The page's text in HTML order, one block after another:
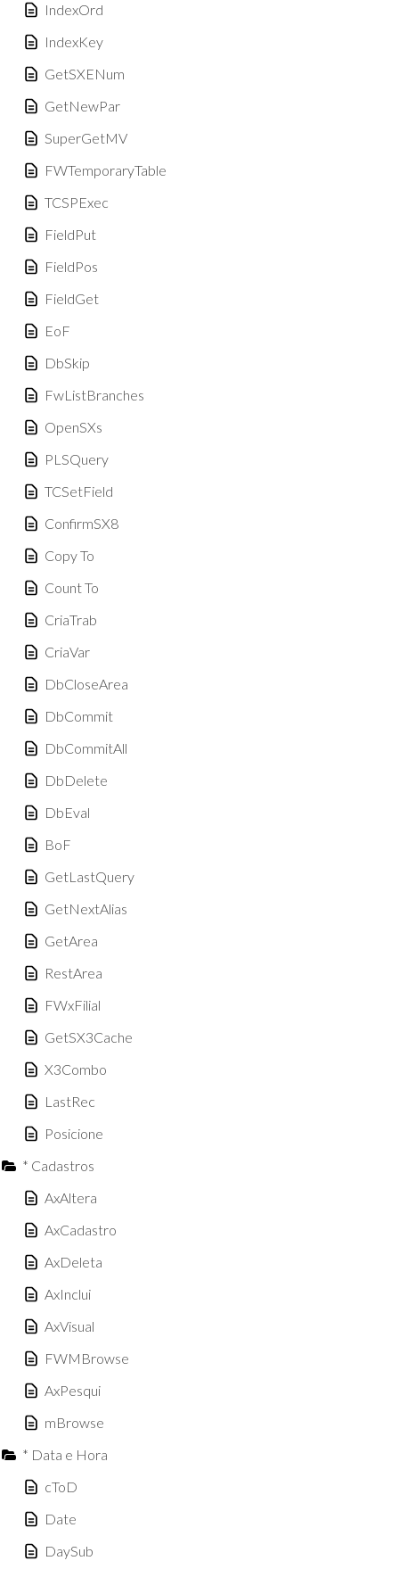
IndexOrd
IndexKey
GetSXENum
GetNewPar
SuperGetMV
FWTemporaryTable
TCSPExec
FieldPut
FieldPos
FieldGet
EoF
DbSkip
FwListBranches
OpenSXs
PLSQuery
TCSetField
ConfirmSX8
Copy To
Count To
CriaTrab
CriaVar
DbCloseArea
DbCommit
DbCommitAll
DbDelete
DbEval
BoF
GetLastQuery
GetNextAlias
GetArea
RestArea
FWxFilial
GetSX3Cache
X3Combo
LastRec
Posicione
* Cadastros
AxAltera
AxCadastro
AxDeleta
AxInclui
AxVisual
FWMBrowse
AxPesqui
mBrowse
* Data e Hora
cToD
Date
DaySub